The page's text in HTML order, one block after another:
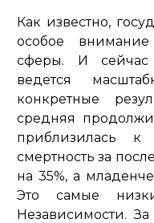
Как известно,
особое
сферы. И
ведется
конкретные
средняя
приблизилась к
смертность за
на 35%, а
Это самые
Независимости.